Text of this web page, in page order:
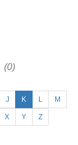
(0)
J K L M
X Y Z